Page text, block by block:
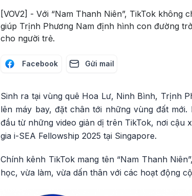
[VOV2] - Với “Nam Thanh Niên”, TikTok
giúp Trịnh Phương Nam định hình con đường
cho người trẻ.
Facebook Gửi mail
Sinh ra tại vùng quê Hoa Lư, Ninh Bình, Trịnh
lên máy bay, đặt chân tới những vùng đất
đầu từ những video giản dị trên TikTok, nơi cậu
gia i-SEA Fellowship 2025 tại Singapore.
Chính kênh TikTok mang tên “Nam Thanh
học, vừa làm, vừa dấn thân với các hoạt động